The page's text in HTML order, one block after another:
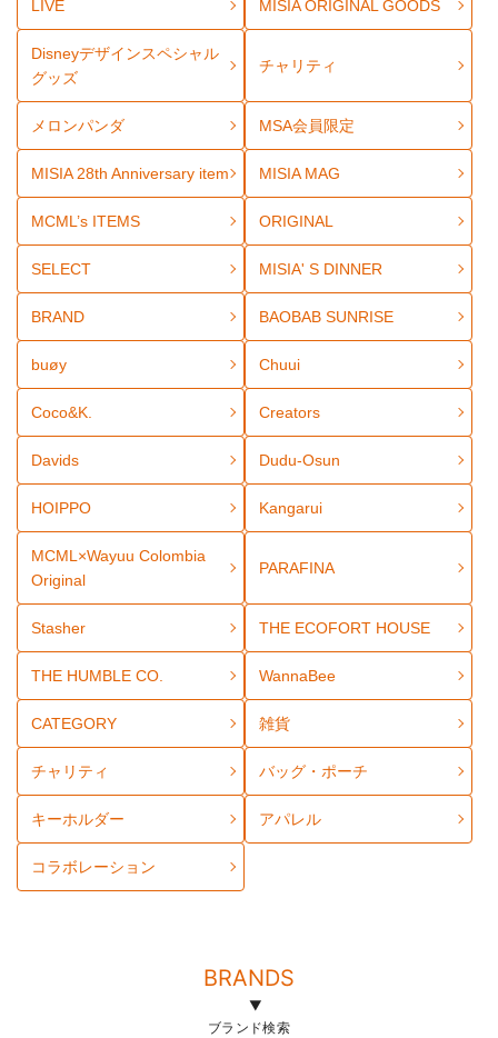
LIVE MISIA ORIGINAL GOODS
Disneyデザインスペシャル
グッズ
チャリティ
メロンパンダ MSA会員限定
MISIA 28th Anniversary item MISIA MAG
MCML’s ITEMS ORIGINAL
SELECT MISIA' S DINNER
BRAND BAOBAB SUNRISE
buøy Chuui
Coco&K. Creators
Davids Dudu-Osun
HOIPPO Kangarui
MCML×Wayuu Colombia
Original
PARAFINA
Stasher THE ECOFORT HOUSE
THE HUMBLE CO. WannaBee
CATEGORY 雑貨
チャリティ バッグ・ポーチ
キーホルダー アパレル
コラボレーション
BRANDS
ブランド検索